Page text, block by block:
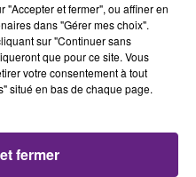
h pour les
9 h à 12 h 30
de Dijon.
"Accepter et fermer", ou affiner en
dans "Gérer mes choix".
sur "Continuer sans
que pour ce site. Vous
votre consentement à tout
situé en bas de chaque page.
fermer